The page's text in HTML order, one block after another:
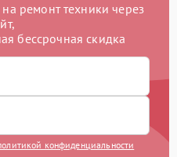
ремонт техники через
бессрочная скидка
конфиденциальности